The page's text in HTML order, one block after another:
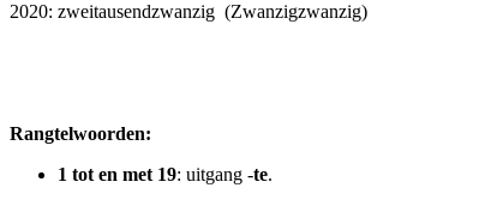
2020: zweitausendzwanzig (Zwanzigzwanzig)
Rangtelwoorden:
1 tot en met 19: uitgang -te.